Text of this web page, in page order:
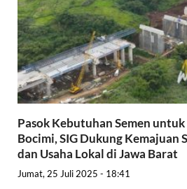
Pasok Kebutuhan Semen
Bocimi, SIG Dukung Kemajuan
dan Usaha Lokal di Jawa Barat
Jumat, 25 Juli 2025 - 18:41